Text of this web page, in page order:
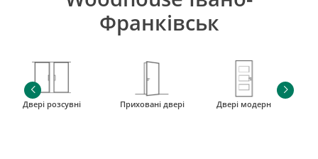
Франківськ
Двері розсувні Приховані двері Двері модерн